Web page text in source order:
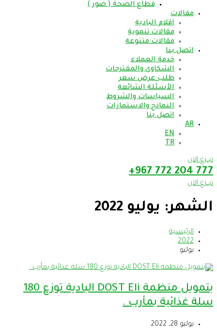
قطاع الصحة ( صور )
مقالات
اقلام البادية
مقالات تنموية
مقالات متنوعة
اتصل بنا
خدمة العملاء
الشكاوى والمقترحات
طلب عرض سعر
الأسئلة الشائعة
السياسات والشروط
النماذج والاستمارات
اتصل بنا
AR
EN
TR
تبــرع الان
777 204 772 967+
تبــرع الان
الشهر: يوليو 2022
الرئيسية
2022
يوليو
بتمويل منظمة DOST Eli البادية توزع 180
سلة غذائية بمأرب .
يوليو 28, 2022